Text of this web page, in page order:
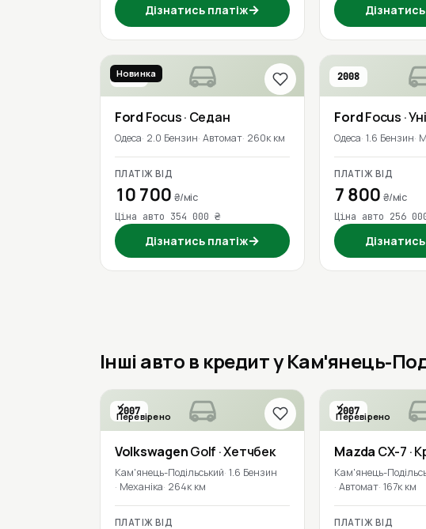
Дізнатись платіж→
2017
Новинка
Ford Focus· Седан
Одеса 2.0 Бензин Автомат 260к км
ПЛАТІЖ ВІД
10 700 ₴/міс
Ціна авто 354 000 ₴
Дізнатись платіж→
2008
FordFocus ·
Одеса 1.6 Бензин
ПЛАТІЖ ВІД
7 800 ₴/міс
Ціна авто 256
Інші авто в кредит у Кам'янець-
2007
Перевірено
VolkswagenGolf · Хетчбек
Кам'янець-Подільський 1.6 Бензин
Механіка 264к км
ПЛАТІЖ ВІД
2007
Перевірено
Mazda CX-7 ·
Кам'янець-
Автомат 167к км
ПЛАТІЖ ВІД